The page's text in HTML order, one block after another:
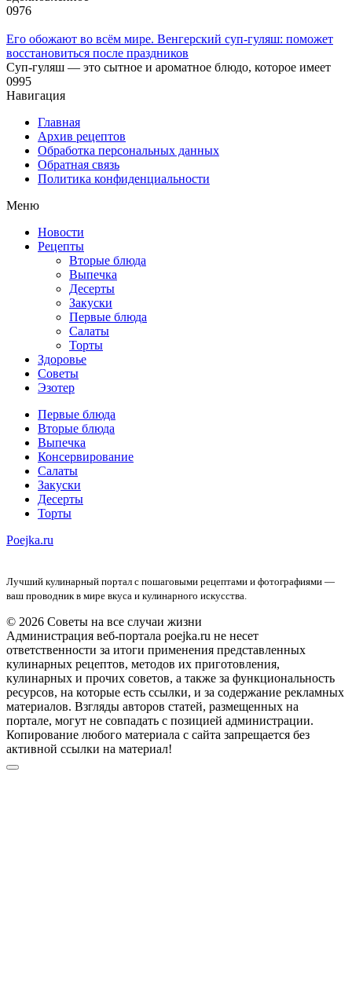
0976
Его обожают во всём мире. Венгерский суп-гуляш: поможет
восстановиться после праздников
Суп-гуляш — это сытное и ароматное блюдо, которое имеет
0995
Навигация
Главная
Архив рецептов
Обработка персональных данных
Обратная связь
Политика конфиденциальности
Меню
Новости
Рецепты
Вторые блюда
Выпечка
Десерты
Закуски
Первые блюда
Салаты
Торты
Здоровье
Советы
Эзотер
Первые блюда
Вторые блюда
Выпечка
Консервирование
Салаты
Закуски
Десерты
Торты
Poejka.ru
Лучший кулинарный портал с пошаговыми рецептами и фотографиями —
ваш проводник в мире вкуса и кулинарного искусства.
© 2026 Советы на все случаи жизни
Администрация веб-портала poejka.ru не несет
ответственности за итоги применения представленных
кулинарных рецептов, методов их приготовления,
кулинарных и прочих советов, а также за функциональность
ресурсов, на которые есть ссылки, и за содержание рекламных
материалов. Взгляды авторов статей, размещенных на
портале, могут не совпадать с позицией администрации.
Копирование любого материала с сайта запрещается без
активной ссылки на материал!